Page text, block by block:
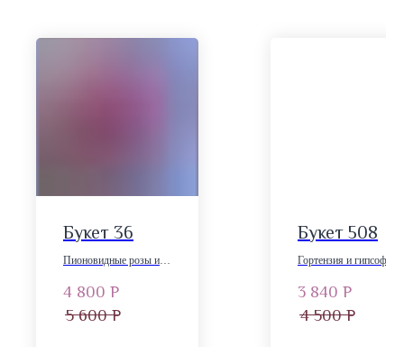
Букет 36
Пионовидные розы и
4 800 Р
5 600 Р
Букет 508
Гортензия и гипсофила
3 840 Р
4 500 Р